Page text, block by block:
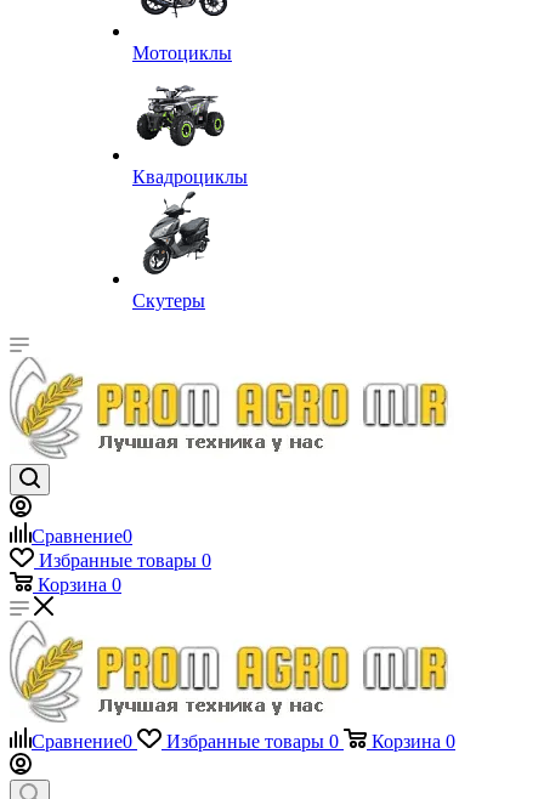
Мотоциклы
Квадроциклы
Скутеры
Сравнение0
Избранные товары 0
Корзина 0
Сравнение0 Избранные товары 0 Корзина 0